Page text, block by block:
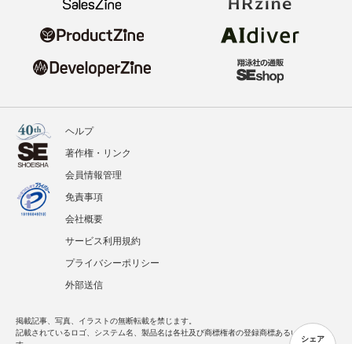
シェア
ヘルプ
著作権・リンク
会員情報管理
免責事項
会社概要
サービス利用規約
プライバシーポリシー
外部送信
掲載記事、写真、イラストの無断転載を禁じます。
記載されているロゴ、システム名、製品名は各社及び商標権者の登録商標あるいは商標で